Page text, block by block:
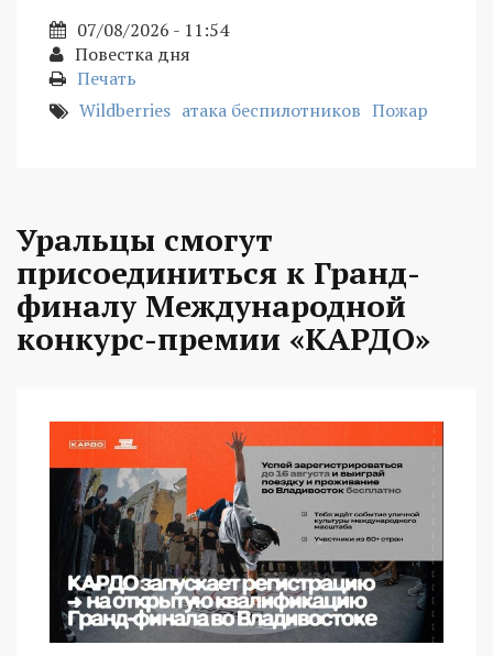
07/08/2026 - 11:54
Повестка дня
Печать
Wildberries атака беспилотников Пожар
Уральцы смогут
присоединиться к Гранд-
финалу Международной
конкурс-премии «КАРДО»